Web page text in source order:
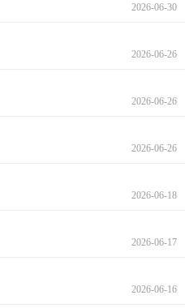
2026-06-30
2026-06-26
2026-06-26
2026-06-26
2026-06-18
2026-06-17
2026-06-16